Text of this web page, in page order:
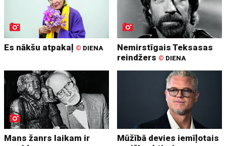
Es nākšu atpakaļ © DIENA
Nemirstīgais Teksasas
reindžers © DIENA
Mans žanrs laikam ir
Mūžībā devies iemīļotais